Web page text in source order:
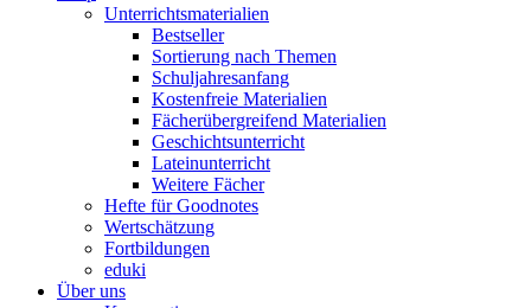
Unterrichtsmaterialien
Bestseller
Sortierung nach Themen
Schuljahresanfang
Kostenfreie Materialien
Fächerübergreifend Materialien
Geschichtsunterricht
Lateinunterricht
Weitere Fächer
Hefte für Goodnotes
Wertschätzung
Fortbildungen
eduki
Über uns